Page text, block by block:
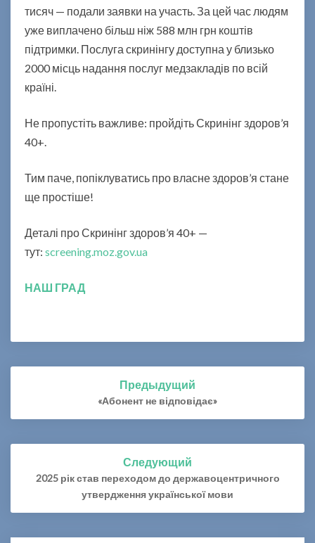
тисяч — подали заявки на участь. За цей час людям
уже виплачено більш ніж 588 млн грн коштів
підтримки. Послуга скринінгу доступна у близько
2000 місць надання послуг медзакладів по всій
країні.
Не пропустіть важливе: пройдіть Скринінг здоров’я
40+.
Тим паче, попіклуватись про власне здоров’я стане
ще простіше!
Деталі про Скринінг здоров’я 40+ —
тут: screening.moz.gov.ua
НАШ ГРАД
записям
Предыдущий
«Абонент не відповідає»
Следующий
2025 рік став переходом до державоцентричного
утвердження української мови